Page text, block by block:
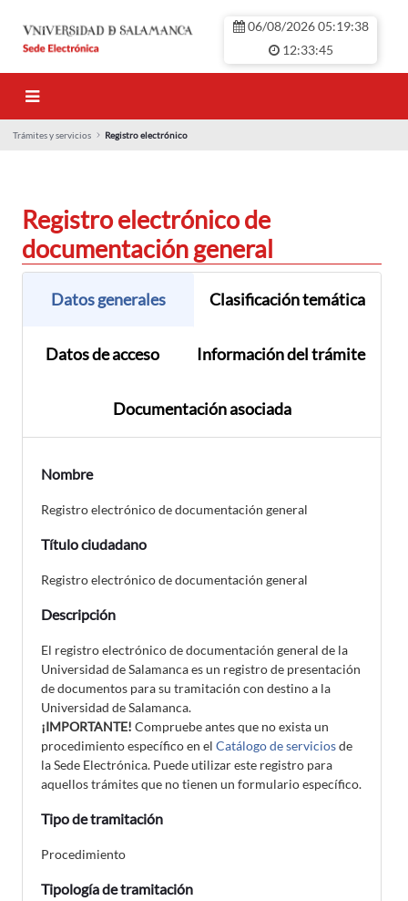
06/08/2026 05:19:38
12:33:45
Trámites y servicios Registro electrónico
Registro electrónico de
documentación general
Datos generales Clasificación temática
Datos de acceso Información del trámite
Documentación asociada
Nombre
Registro electrónico de documentación general
Título ciudadano
Registro electrónico de documentación general
Descripción
El registro electrónico de documentación general de la
Universidad de Salamanca es un registro de presentación
de documentos para su tramitación con destino a la
Universidad de Salamanca.
¡IMPORTANTE! Compruebe antes que no exista un
procedimiento específico en el Catálogo de serviciosde
la Sede Electrónica. Puede utilizar este registro para
aquellos trámites que no tienen un formulario específico.
Tipo de tramitación
Procedimiento
Tipología de tramitación